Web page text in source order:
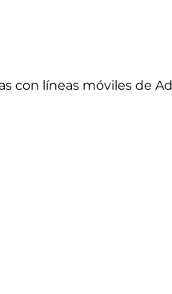
con líneas móviles de